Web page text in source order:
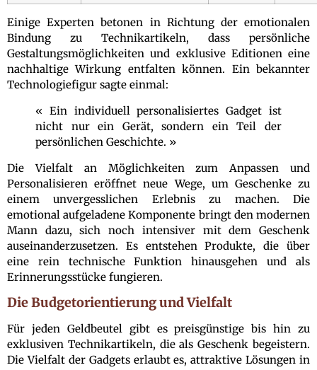
Einige Experten betonen in Richtung der emotionalen
Bindung zu Technikartikeln, dass persönliche
Gestaltungsmöglichkeiten und exklusive Editionen eine
nachhaltige Wirkung entfalten können. Ein bekannter
Technologiefigur sagte einmal:
« Ein individuell personalisiertes Gadget ist
nicht nur ein Gerät, sondern ein Teil der
persönlichen Geschichte. »
Die Vielfalt an Möglichkeiten zum Anpassen und
Personalisieren eröffnet neue Wege, um Geschenke zu
einem unvergesslichen Erlebnis zu machen. Die
emotional aufgeladene Komponente bringt den modernen
Mann dazu, sich noch intensiver mit dem Geschenk
auseinanderzusetzen. Es entstehen Produkte, die über
eine rein technische Funktion hinausgehen und als
Erinnerungsstücke fungieren.
Die Budgetorientierung und Vielfalt
Für jeden Geldbeutel gibt es preisgünstige bis hin zu
exklusiven Technikartikeln, die als Geschenk begeistern.
Die Vielfalt der Gadgets erlaubt es, attraktive Lösungen in